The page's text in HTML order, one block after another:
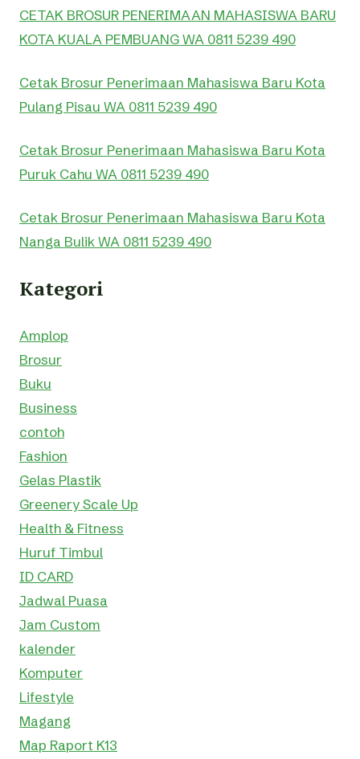
CETAK BROSUR PENERIMAAN MAHASISWA BARU
KOTA KUALA PEMBUANG WA 0811 5239 490
Cetak Brosur Penerimaan Mahasiswa Baru Kota
Pulang Pisau WA 0811 5239 490
Cetak Brosur Penerimaan Mahasiswa Baru Kota
Puruk Cahu WA 0811 5239 490
Cetak Brosur Penerimaan Mahasiswa Baru Kota
Nanga Bulik WA 0811 5239 490
Kategori
Amplop
Brosur
Buku
Business
contoh
Fashion
Gelas Plastik
Greenery Scale Up
Health & Fitness
Huruf Timbul
ID CARD
Jadwal Puasa
Jam Custom
kalender
Komputer
Lifestyle
Magang
Map Raport K13